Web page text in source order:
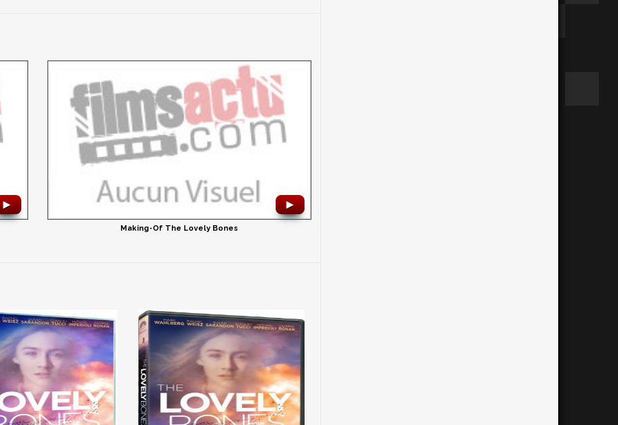
► ►
Making-Of The Lovely Bones